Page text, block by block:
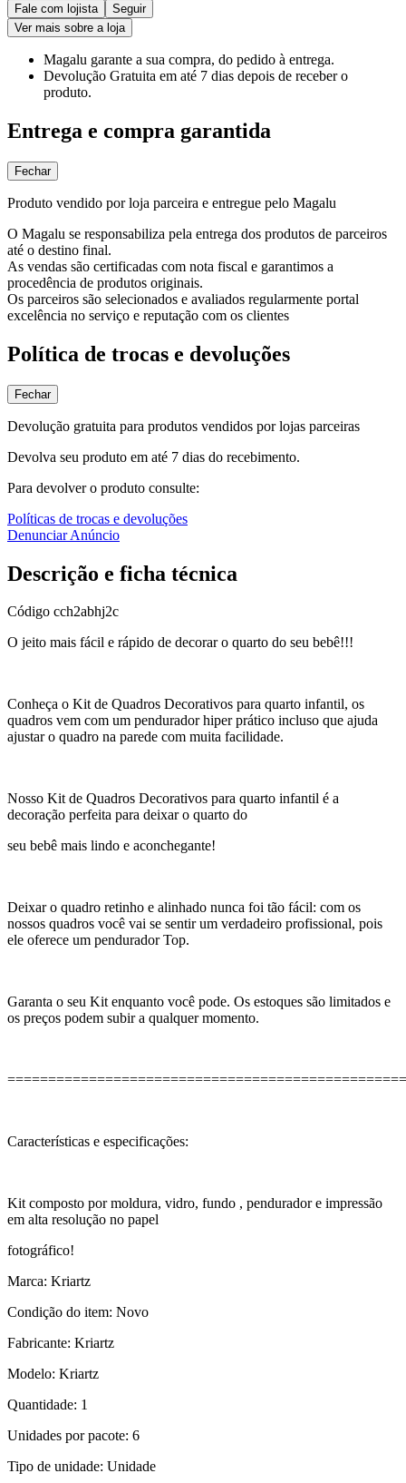
Fale com lojista
Seguir
Ver mais sobre a loja
Magalu garante a sua compra, do pedido à entrega.
Devolução Gratuita em até 7 dias depois de receber o
produto.
Entrega e compra garantida
Fechar
Produto vendido por loja parceira e entregue pelo Magalu
O Magalu se responsabiliza pela entrega dos produtos de parceiros
até o destino final.
As vendas são certificadas com nota fiscal e garantimos a
procedência de produtos originais.
Os parceiros são selecionados e avaliados regularmente portal
excelência no serviço e reputação com os clientes
Política de trocas e devoluções
Fechar
Devolução gratuita para produtos vendidos por lojas parceiras
Devolva seu produto em até 7 dias do recebimento.
Para devolver o produto consulte:
Políticas de trocas e devoluções
Denunciar Anúncio
Descrição e ficha técnica
Código cch2abhj2c
O jeito mais fácil e rápido de decorar o quarto do seu bebê!!!
Conheça o Kit de Quadros Decorativos para quarto infantil, os
quadros vem com um pendurador hiper prático incluso que ajuda
ajustar o quadro na parede com muita facilidade.
Nosso Kit de Quadros Decorativos para quarto infantil é a
decoração perfeita para deixar o quarto do
seu bebê mais lindo e aconchegante!
Deixar o quadro retinho e alinhado nunca foi tão fácil: com os
nossos quadros você vai se sentir um verdadeiro profissional, pois
ele oferece um pendurador Top.
Garanta o seu Kit enquanto você pode. Os estoques são limitados e
os preços podem subir a qualquer momento.
Características e especificações:
Kit composto por moldura, vidro, fundo , pendurador e impressão
em alta resolução no papel
fotográfico!
Marca: Kriartz
Condição do item: Novo
Fabricante: Kriartz
Modelo: Kriartz
Quantidade: 1
Unidades por pacote: 6
Tipo de unidade: Unidade